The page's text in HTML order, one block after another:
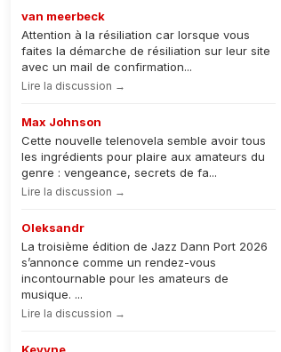
van meerbeck
Attention à la résiliation car lorsque vous
faites la démarche de résiliation sur leur site
avec un mail de confirmation...
Lire la discussion →
Max Johnson
Cette nouvelle telenovela semble avoir tous
les ingrédients pour plaire aux amateurs du
genre : vengeance, secrets de fa...
Lire la discussion →
Oleksandr
La troisième édition de Jazz Dann Port 2026
s’annonce comme un rendez-vous
incontournable pour les amateurs de
musique. ...
Lire la discussion →